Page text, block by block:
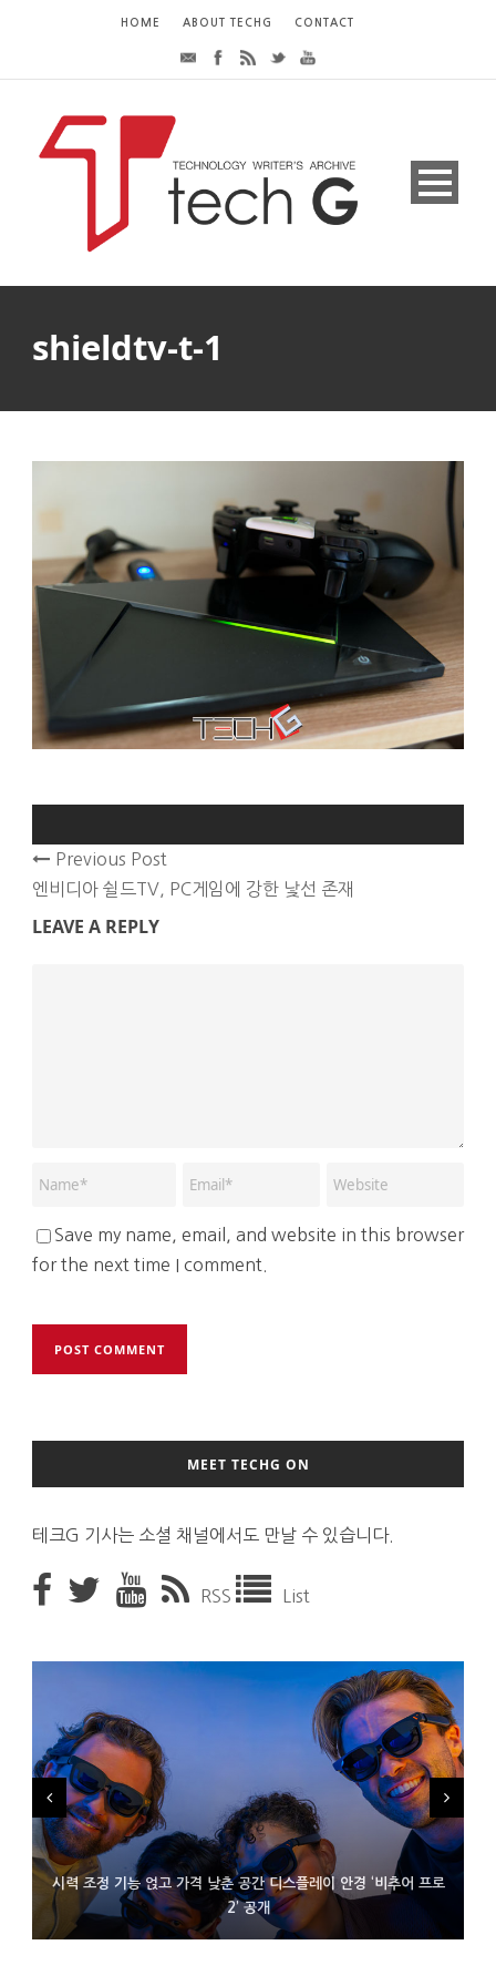
HOME ABOUT TECHG CONTACT
shieldtv-t-1
Previous Post
엔비디아 쉴드TV, PC게임에 강한 낯선 존재
LEAVE A REPLY
Save my name, email, and website in this browser
for the next time I comment.
MEET TECHG ON
테크G 기사는 소셜 채널에서도 만날 수 있습니다.
RSS List
시력 조정 기능 얹고 가격 낮춘 공간 디스플레이 안경 ‘비추어 프로
2’ 공개
D램 부족에 10억달러어치 아이폰18 프로세서 패키징 대기 중
300~400달러 반지형 스피커 준비하는 오픈AI